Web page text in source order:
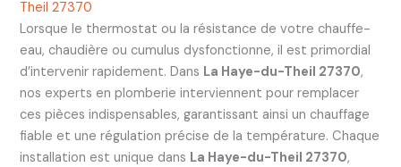
Theil 27370
Lorsque le thermostat ou la résistance de votre chauffe-
eau, chaudière ou cumulus dysfonctionne, il est primordial
d’intervenir rapidement. Dans La Haye-du-Theil 27370,
nos experts en plomberie interviennent pour remplacer
ces pièces indispensables, garantissant ainsi un chauffage
fiable et une régulation précise de la température. Chaque
installation est unique dans La Haye-du-Theil 27370,